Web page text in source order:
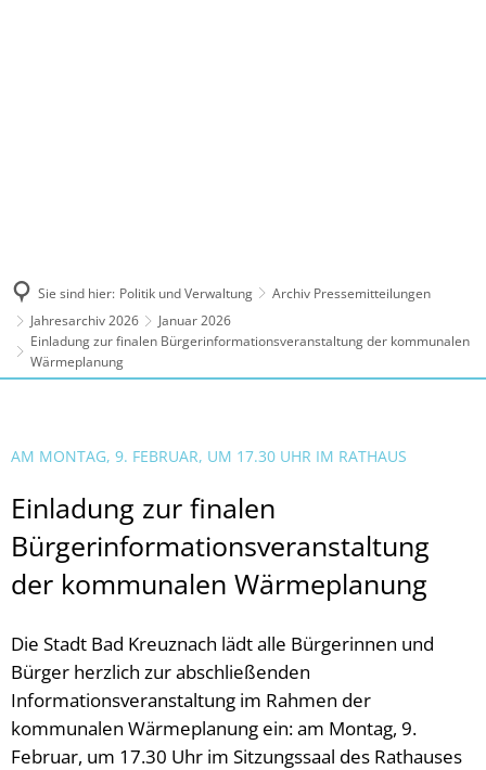
Sie sind hier: Politik und Verwaltung
Archiv Pressemitteilungen
Jahresarchiv 2026
Januar 2026
Einladung zur finalen Bürgerinformationsveranstaltung der kommunalen
Wärmeplanung
AM MONTAG, 9. FEBRUAR, UM 17.30 UHR IM RATHAUS
Einladung zur finalen
Bürgerinformationsveranstaltung
der kommunalen Wärmeplanung
Die Stadt Bad Kreuznach lädt alle Bürgerinnen und
Bürger herzlich zur abschließenden
Informationsveranstaltung im Rahmen der
kommunalen Wärmeplanung ein: am Montag, 9.
Februar, um 17.30 Uhr im Sitzungssaal des Rathauses